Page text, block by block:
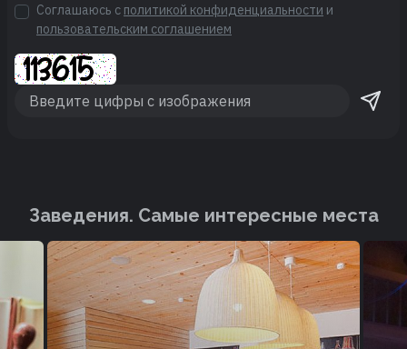
Соглашаюсь с политикой конфиденциальности и
пользовательским соглашением
Заведения. Cамые интересные места